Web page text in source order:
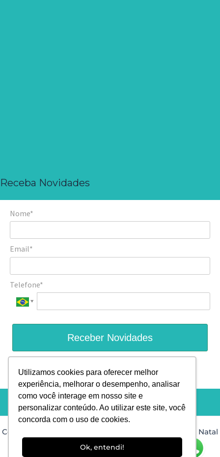
Utilizamos cookies para oferecer melhor
experiência, melhorar o desempenho, analisar
como você interage em nosso site e
personalizar conteúdo. Ao utilizar este site, você
concorda com o uso de cookies.
Ok, entendi!
Receba Novidades
Nome*
Email*
Telefone*
Receber Novidades
Prometemos não utilizar suas informações de contato para
enviar qualquer tipo de SPAM.
Copyright © 2026 Dra. Isis Muniz Dermatologista em Natal
Desenvolvido por: PHD Virtual